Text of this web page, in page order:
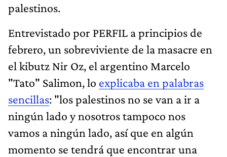
palestinos.
Entrevistado por PERFIL a principios de
febrero, un sobreviviente de la masacre en
el kibutz Nir Oz, el argentino Marcelo
"Tato" Salimon, lo explicaba en palabras
sencillas: "los palestinos no se van a ir a
ningún lado y nosotros tampoco nos
vamos a ningún lado, así que en algún
momento se tendrá que encontrar una